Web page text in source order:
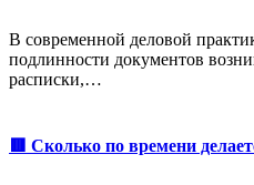
В современной деловой
подлинности документов
расписки,…
🟥 Сколько по времени